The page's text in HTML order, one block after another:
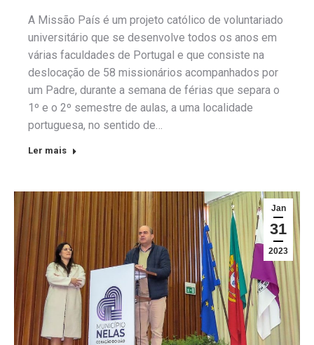
A Missão País é um projeto católico de voluntariado
universitário que se desenvolve todos os anos em
várias faculdades de Portugal e que consiste na
deslocação de 58 missionários acompanhados por
um Padre, durante a semana de férias que separa o
1º e o 2º semestre de aulas, a uma localidade
portuguesa, no sentido de…
Ler mais
Jan
31
2023